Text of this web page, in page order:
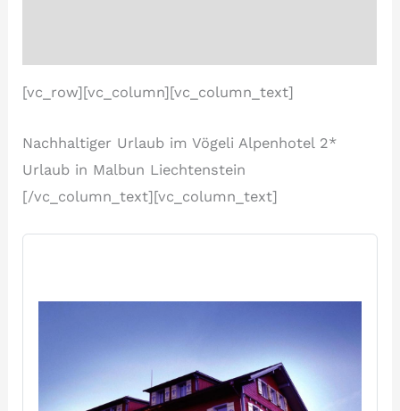
[vc_row][vc_column][vc_column_text]
Nachhaltiger Urlaub im Vögeli Alpenhotel 2*
Urlaub in Malbun Liechtenstein
[/vc_column_text][vc_column_text]